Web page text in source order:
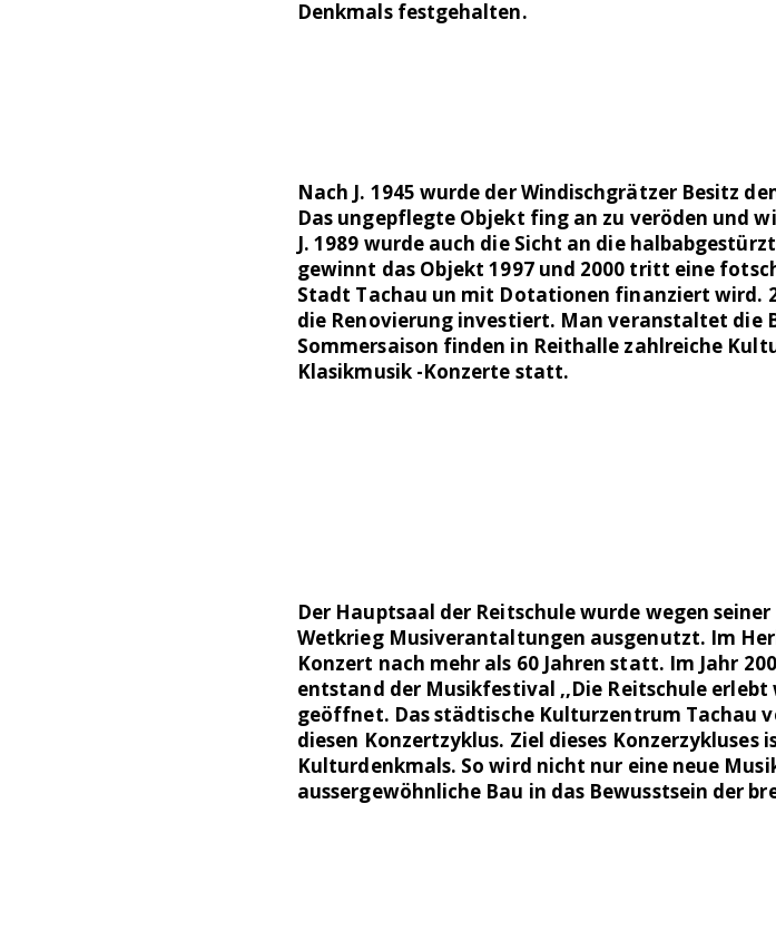
Denkmals festgehalten.
Nach J. 1945 wurde der Windischgrätzer Besitz
Das ungepflegte Objekt fing an zu veröden und
J. 1989 wurde auch die Sicht an die
gewinnt das Objekt 1997 und 2000 tritt eine
Stadt Tachau un mit Dotationen finanziert wird.
die Renovierung investiert. Man veranstaltet die
Sommersaison finden in Reithalle zahlreiche
Klasikmusik -Konzerte statt.
Der Hauptsaal der Reitschule wurde wegen
Wetkrieg Musiverantaltungen ausgenutzt. Im
Konzert nach mehr als 60 Jahren statt. Im Jahr
entstand der Musikfestival ,,Die Reitschule erlebt
geöffnet. Das städtische Kulturzentrum Tachau
diesen Konzertzyklus. Ziel dieses
Kulturdenkmals. So wird nicht nur eine neue
aussergewöhnliche Bau in das Bewusstsein der